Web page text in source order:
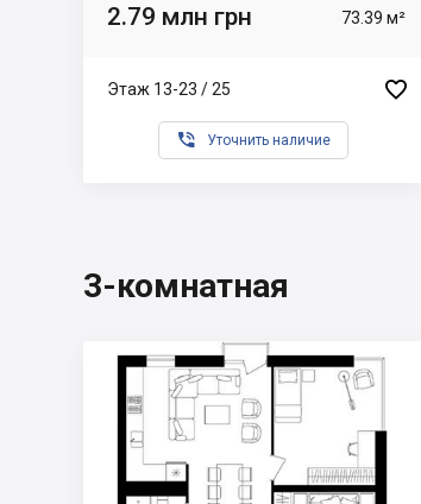
2.79 млн грн 73.39 м²
Этаж 13-23 / 25 
 Уточнить наличие
3-комнатная